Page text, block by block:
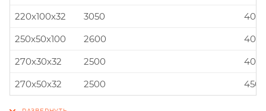
220x100x32
3050
250x50x100
2600
270x30x32
2500
270x50x32
2500